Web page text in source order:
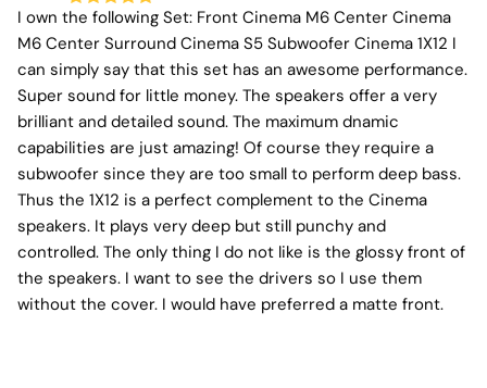
I own the following Set: Front Cinema M6 Center Cinema
M6 Center Surround Cinema S5 Subwoofer Cinema 1X12 I
can simply say that this set has an awesome performance.
Super sound for little money. The speakers offer a very
brilliant and detailed sound. The maximum dnamic
capabilities are just amazing! Of course they require a
subwoofer since they are too small to perform deep bass.
Thus the 1X12 is a perfect complement to the Cinema
speakers. It plays very deep but still punchy and
controlled. The only thing I do not like is the glossy front of
the speakers. I want to see the drivers so I use them
without the cover. I would have preferred a matte front.